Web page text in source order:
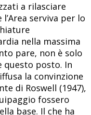
a rilasciare
serviva per lo
nella massima
pare, non è solo
questo posto. In
la convinzione
di Roswell (1947),
fossero
base. Il che ha